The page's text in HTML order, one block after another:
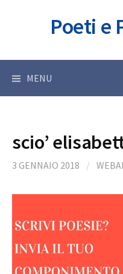
Poeti e
MENU
scio’
3 GENNAIO 2018 /